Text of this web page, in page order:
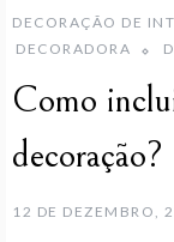
DECORAÇÃO DE
DECORADORA
Como
decoração?
12 DE DEZEMBRO,